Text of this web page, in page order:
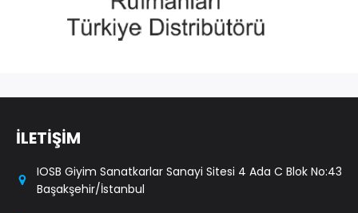
İLETİŞİM
IOSB Giyim Sanatkarlar Sanayi Sitesi 4 Ada C Blok No:43
Başakşehir/İstanbul